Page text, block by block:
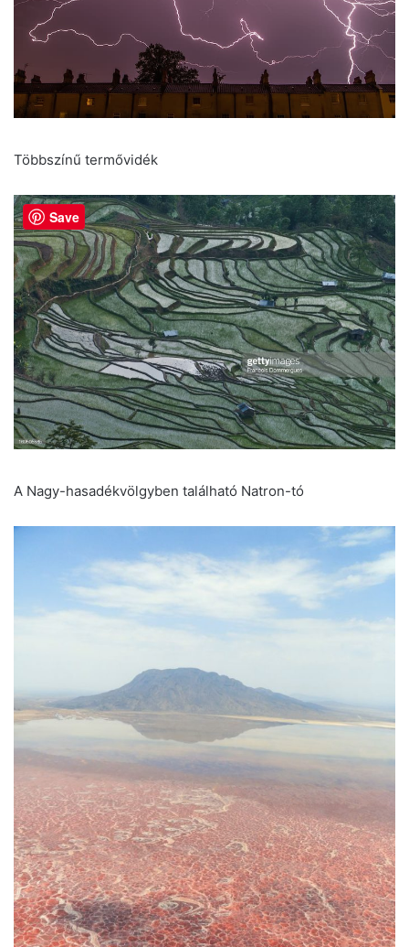
Többszínű termővidék
A Nagy-hasadékvölgyben található Natron-tó
Save